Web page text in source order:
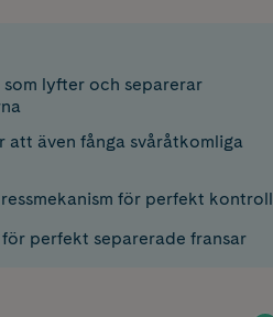
lyfter och separerar
att även fånga svåråtkomliga
för perfekt kontroll
perfekt separerade fransar